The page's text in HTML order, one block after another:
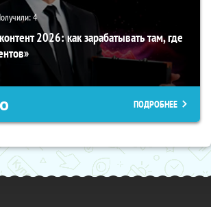
4
2026: как зарабатывать там, где
ПОДРОБНЕЕ